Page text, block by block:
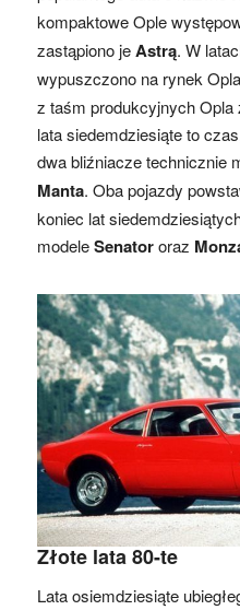
kompaktowe Ople
zastąpiono jeAstrą. W
wypuszczono na rynek Opla
z taśm produkcyjnych Opla
lata siedemdziesiąte to
dwa bliźniacze technicznie
Manta. Oba pojazdy
koniec lat
modeleSenatororaz
Złote lata 80-te
Lata osiemdziesiąte